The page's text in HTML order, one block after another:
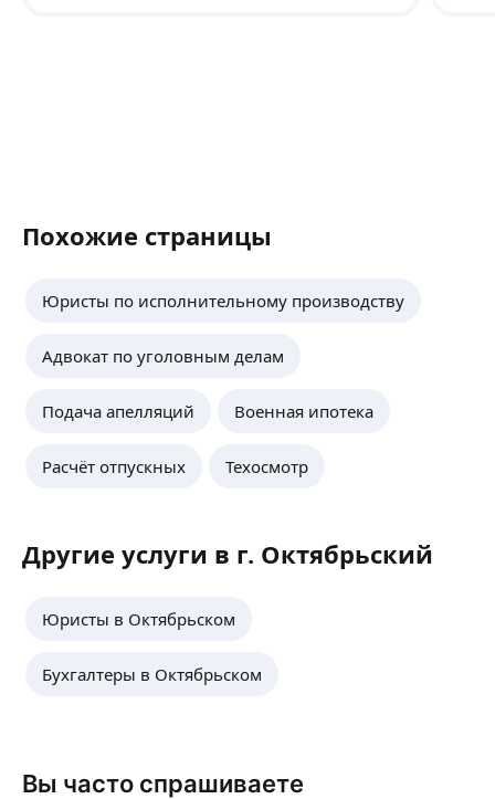
Похожие страницы
Юристы по исполнительному производству
Адвокат по уголовным делам
Подача апелляций Военная ипотека
Расчёт отпускных Техосмотр
Другие услуги в г. Октябрьский
Юристы в Октябрьском
Бухгалтеры в Октябрьском
Вы часто спрашиваете